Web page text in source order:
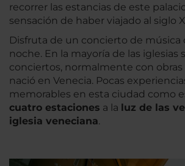
recorrer las estancias de este
sensación de haber viajado al siglo
Disfruta de un concierto de música
noche. En la mayoría de las iglesias
conciertos, normalmente con obras
nació en Venecia. Pocas
memorables en esta ciudad como
cuatro estaciones a la luz de las
iglesia veneciana.